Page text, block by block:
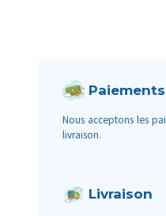
Paiements
Nous acceptons les
livraison.
Livraison